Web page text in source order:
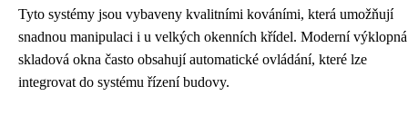
Tyto systémy jsou vybaveny kvalitními kováními, která umožňují
snadnou manipulaci i u velkých okenních křídel. Moderní výklopná
skladová okna často obsahují automatické ovládání, které lze
integrovat do systému řízení budovy.